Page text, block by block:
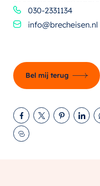
030-2331134
info@brecheisen.nl
Bel mij terug